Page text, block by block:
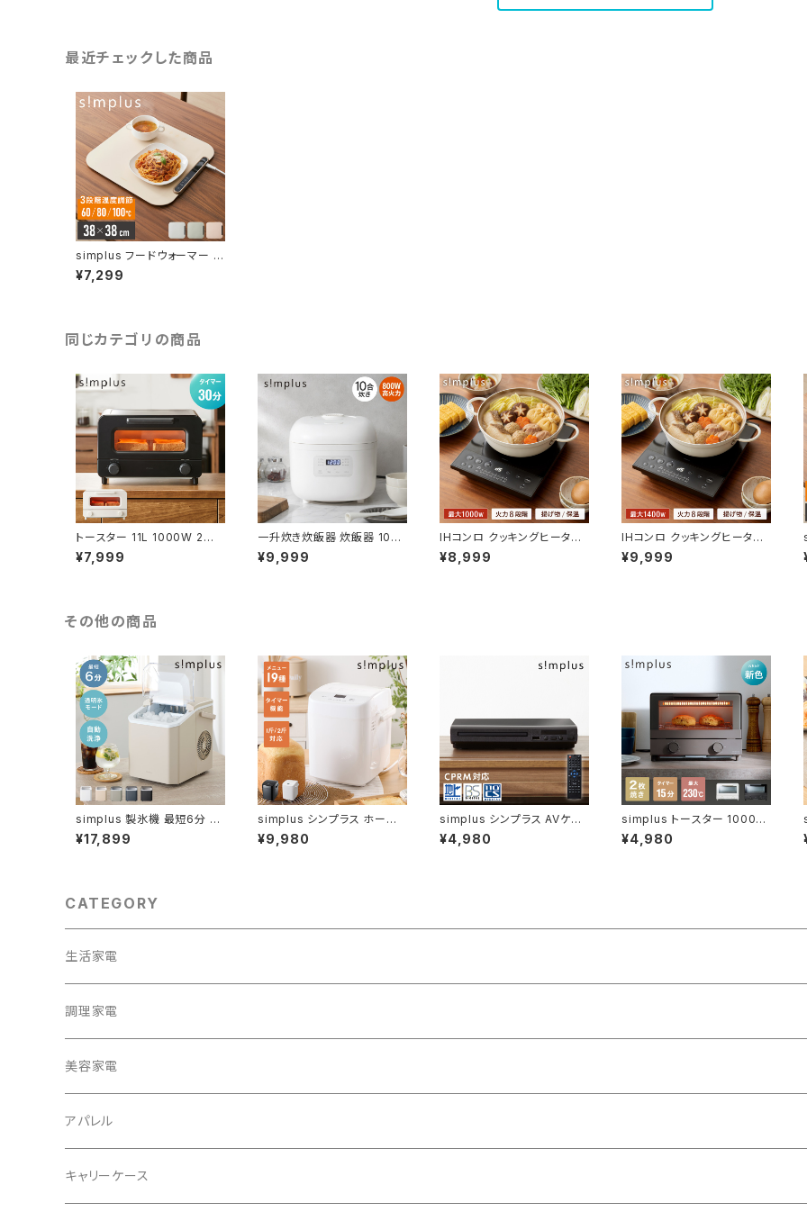
最近チェックした商品
simplus フードウォーマー 保
温プレート ホールピザ用 ホッ
トプレート 食事マット シリコ
入れ簡単 シンプラス SP-HW
P03 食品保温機
¥7,299
同じカテゴリの商品
トースター 11L 1000W 2枚
焼きオーブントースター 10
0℃~230℃ タイマー付き 温
ス SP-TT02【送料無料】
¥7,999
一升炊き炊飯器 炊飯器 10合
マイコン式 炊飯ジャー 白米
無洗米 早炊き 玄米 お粥 雑
¥9,999
IHコンロ クッキングヒーター
1000W 卓上IH調理器 1口 8
段階 揚げ物 高火力 切り忘れ
¥8,999
IHコンロ クッキングヒーター
1400W 卓上IH調理器 1口 8
段階 揚げ物 高火力 切り忘れ
¥9,999
その他の商品
simplus 製氷機 最短6分 透
明氷 氷作り 5サイズ調整可能
最小クラス 連続製氷 自動洗
D04
¥17,899
simplus シンプラス ホーム
ベーカリー SP-HBD01
¥9,980
simplus シンプラス AVケー
ブル 付属 リモコン付き SP-D
VDD-01
¥4,980
simplus トースター 1000W
2枚焼き オーブントースター
SP-TT01
¥4,980
CATEGORY
生活家電
テレビ
冷蔵庫・冷凍庫
洗濯機
掃除機
調理家電
美容家電
アパレル
バッグ
キャリーケース